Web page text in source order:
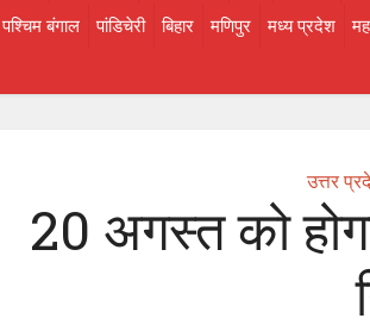
पश्चिम बंगाल पांडिचेरी बिहार मणिपुर मध्य प्रदेश
उत्तर
20 अगस्त को